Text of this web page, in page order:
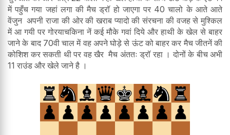
में पहुँच गया जहां लगा की मैच ड्रॉ हो जाएगा पर 40 चालो के आते आते
वेंजुन अपनी राजा की ओर की खराब प्यादो की संरचना की वजह से मुश्किल
में आ गयी पर गोरयाचकिना नें कई मौके गवां दिये और हाथी के खेल से बाहर
जाने के बाद 70वी चाल में वह अपने घोड़े से ऊंट को बाहर कर मैच जीतनें की
कोशिश कर सकती थी पर वह खैर मैच अंततः ड्रॉ रहा । दोनों के बीच अभी
11 राउंड और खेले जाने है ।